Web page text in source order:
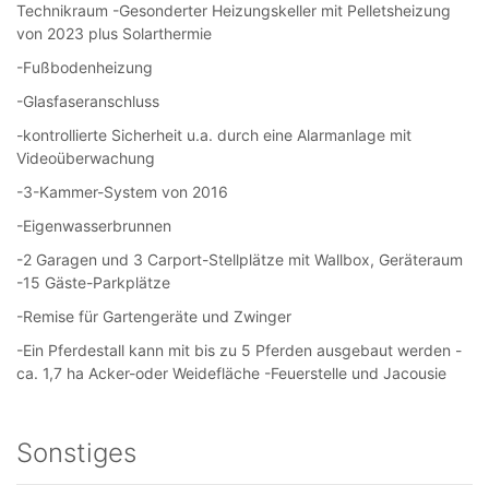
Technikraum -Gesonderter Heizungskeller mit Pelletsheizung
von 2023 plus Solarthermie
-Fußbodenheizung
-Glasfaseranschluss
-kontrollierte Sicherheit u.a. durch eine Alarmanlage mit
Videoüberwachung
-3-Kammer-System von 2016
-Eigenwasserbrunnen
-2 Garagen und 3 Carport-Stellplätze mit Wallbox, Geräteraum
-15 Gäste-Parkplätze
-Remise für Gartengeräte und Zwinger
-Ein Pferdestall kann mit bis zu 5 Pferden ausgebaut werden -
ca. 1,7 ha Acker-oder Weidefläche -Feuerstelle und Jacousie
Sonstiges